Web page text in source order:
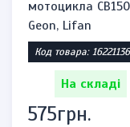
мотоцикла
Geon, Lifan
Код товара:
На складі
575грн.